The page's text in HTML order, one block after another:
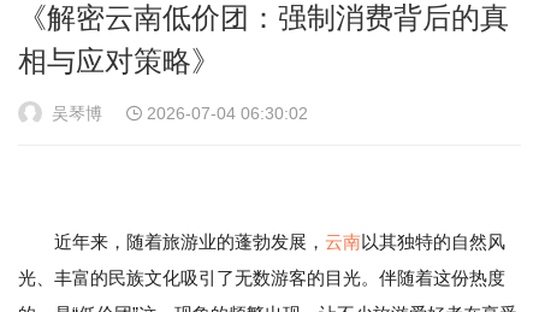
《解密云南低价团：强制消费背后的真
相与应对策略》
吴琴博 2026-07-04 06:30:02
近年来，随着旅游业的蓬勃发展， 云南以其独特的自然风
光、丰富的民族文化吸引了无数游客的目光。伴随着这份热度